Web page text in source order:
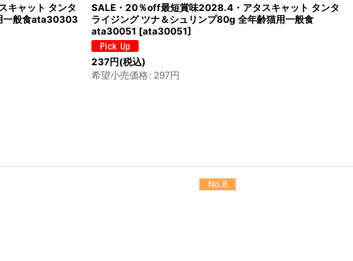
キャット タンタ
一般食ata30303
SALE・20％off最短賞味2028.4・アタスキャット タンタ
ライジング ツナ＆シュリンプ80g 全年齢猫用一般食
ata30051 [ata30051]
237円(税込)
希望小売価格: 297円
No.12